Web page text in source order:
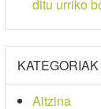
ditu urriko
KATEGORIAK
Aitzina